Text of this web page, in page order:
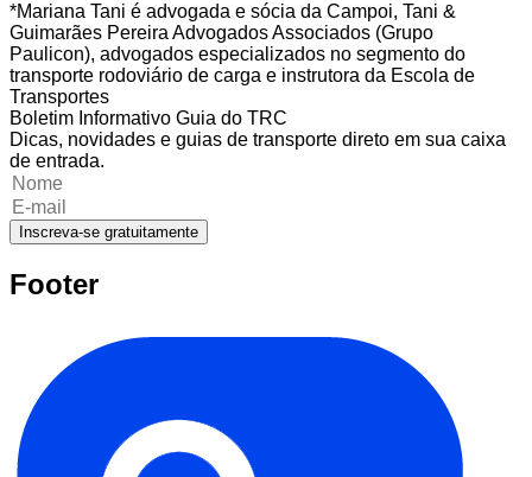
*Mariana Tani é advogada e sócia da Campoi, Tani &
Guimarães Pereira Advogados Associados (Grupo
Paulicon), advogados especializados no segmento do
transporte rodoviário de carga e instrutora da Escola de
Transportes
Boletim Informativo Guia do TRC
Dicas, novidades e guias de transporte direto em sua caixa
de entrada.
Inscreva-se gratuitamente
Footer